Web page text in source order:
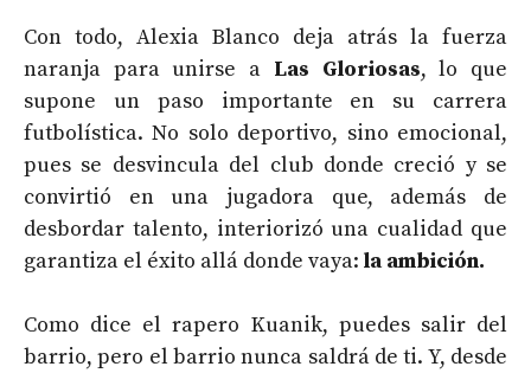
Con todo, Alexia Blanco deja atrás la fuerza
naranja para unirse a Las Gloriosas, lo que
supone un paso importante en su carrera
futbolística. No solo deportivo, sino emocional,
pues se desvincula del club donde creció y se
convirtió en una jugadora que, además de
desbordar talento, interiorizó una cualidad que
garantiza el éxito allá donde vaya: la ambición.
Como dice el rapero Kuanik, puedes salir del
barrio, pero el barrio nunca saldrá de ti. Y, desde